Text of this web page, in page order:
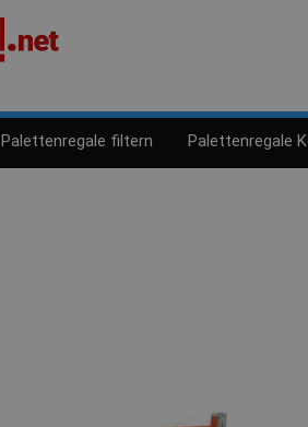
Palettenregale filtern Palettenregale